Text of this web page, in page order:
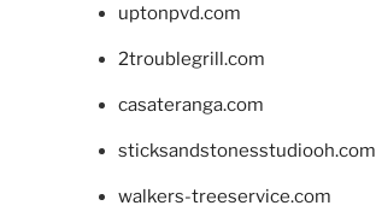
uptonpvd.com
2troublegrill.com
casateranga.com
sticksandstonesstudiooh.com
walkers-treeservice.com